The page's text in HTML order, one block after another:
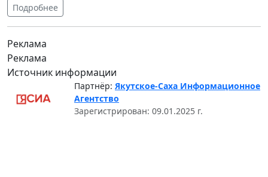
Подробнее
Реклама
Реклама
Источник информации
Партнёр: Якутское-Саха Информационное
Агентство
Зарегистрирован: 09.01.2025 г.